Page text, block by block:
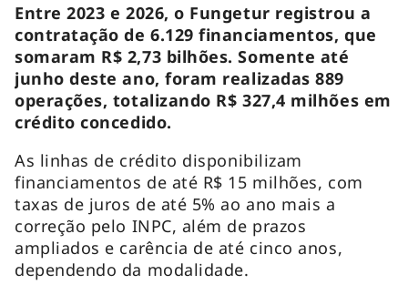
Entre 2023 e 2026, o Fungetur registrou a
contratação de 6.129 financiamentos, que
somaram R$ 2,73 bilhões. Somente até
junho deste ano, foram realizadas 889
operações, totalizando R$ 327,4 milhões em
crédito concedido.
As linhas de crédito disponibilizam
financiamentos de até R$ 15 milhões, com
taxas de juros de até 5% ao ano mais a
correção pelo INPC, além de prazos
ampliados e carência de até cinco anos,
dependendo da modalidade.